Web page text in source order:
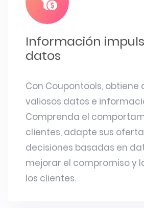
Información
datos
Con Coupontools, obtiene
valiosos datos e
Comprenda el
clientes, adapte sus
decisiones basadas en
mejorar el compromiso y
los clientes.